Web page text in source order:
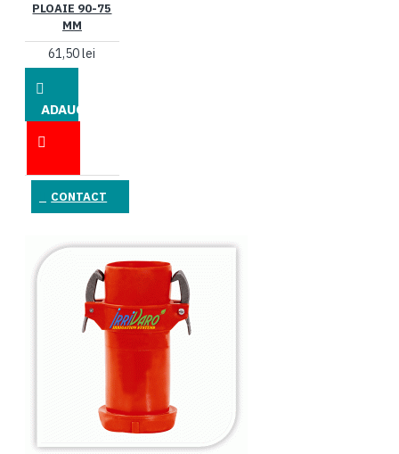
PLOAIE 90-75
MM
61,50 lei
ADAUGĂ
CONTACT